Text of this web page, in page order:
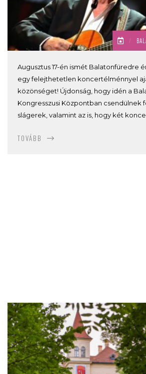
/
Augusztus 17-én ismét Balatonfüredre
egy felejthetetlen koncertélménnyel
közönséget! Újdonság, hogy idén a
Kongresszusi Központban csendülnek
slágerek, valamint az is, hogy két
TOVÁBB